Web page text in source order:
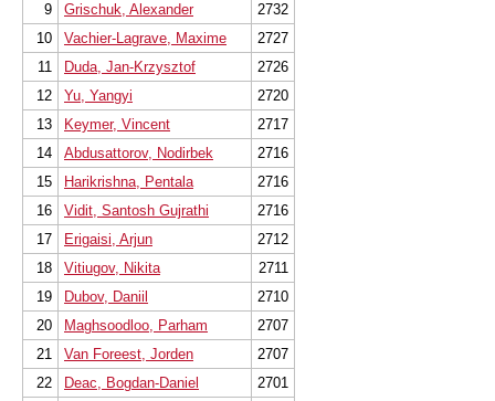
9
Grischuk, Alexander
2732
10
Vachier-Lagrave, Maxime
2727
11
Duda, Jan-Krzysztof
2726
12
Yu, Yangyi
2720
13
Keymer, Vincent
2717
14
Abdusattorov, Nodirbek
2716
15
Harikrishna, Pentala
2716
16
Vidit, Santosh Gujrathi
2716
17
Erigaisi, Arjun
2712
18
Vitiugov, Nikita
2711
19
Dubov, Daniil
2710
20
Maghsoodloo, Parham
2707
21
Van Foreest, Jorden
2707
22
Deac, Bogdan-Daniel
2701